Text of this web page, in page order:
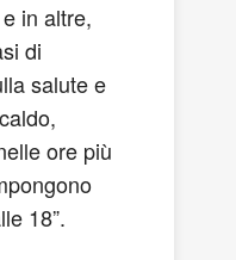
in altre,
di
salute e
ore più
18”.